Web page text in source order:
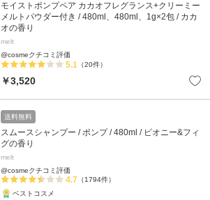
モイストポンプペア カカオフレグランス+クリーミー
メルトパウダー付き / 480ml、480ml、1g×2包 / カカ
オの香り
melt
@cosmeクチコミ評価
5.1 （20件）
￥3,520
送料無料
スムースシャンプー / ポンプ / 480ml / ピオニー&フィ
グの香り
melt
@cosmeクチコミ評価
4.7 （1794件）
ベストコスメ